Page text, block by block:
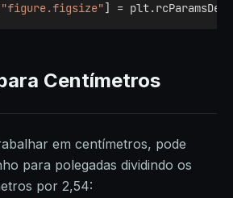
"figure.figsize"] =
Centímetros
em centímetros, pode
para polegadas dividindo os
por 2,54: